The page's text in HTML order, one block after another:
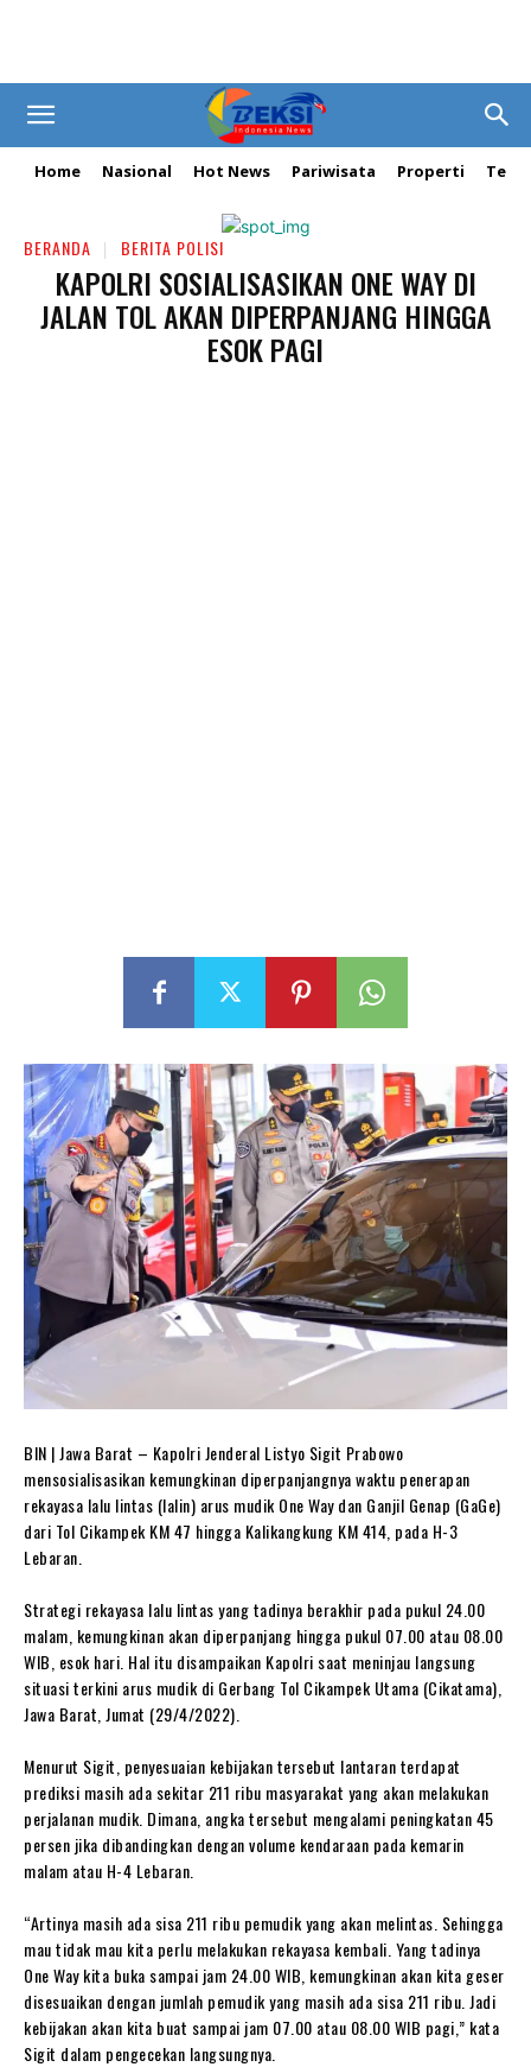
Home Nasional Hot News Pariwisata Properti
BERANDA BERITA POLISI
KAPOLRI SOSIALISASIKAN ONE WAY DI
JALAN TOL AKAN DIPERPANJANG HINGGA
ESOK PAGI
BIN | Jawa Barat – Kapolri Jenderal Listyo Sigit Prabowo
mensosialisasikan kemungkinan diperpanjangnya waktu penerapan
rekayasa lalu lintas (lalin) arus mudik One Way dan Ganjil Genap (GaGe)
dari Tol Cikampek KM 47 hingga Kalikangkung KM 414, pada H-3
Lebaran.
Strategi rekayasa lalu lintas yang tadinya berakhir pada pukul 24.00
malam, kemungkinan akan diperpanjang hingga pukul 07.00 atau 08.00
WIB, esok hari. Hal itu disampaikan Kapolri saat meninjau langsung
situasi terkini arus mudik di Gerbang Tol Cikampek Utama (Cikatama),
Jawa Barat, Jumat (29/4/2022).
Menurut Sigit, penyesuaian kebijakan tersebut lantaran terdapat
prediksi masih ada sekitar 211 ribu masyarakat yang akan melakukan
perjalanan mudik. Dimana, angka tersebut mengalami peningkatan 45
persen jika dibandingkan dengan volume kendaraan pada kemarin
malam atau H-4 Lebaran.
“Artinya masih ada sisa 211 ribu pemudik yang akan melintas. Sehingga
mau tidak mau kita perlu melakukan rekayasa kembali. Yang tadinya
One Way kita buka sampai jam 24.00 WIB, kemungkinan akan kita geser
disesuaikan dengan jumlah pemudik yang masih ada sisa 211 ribu. Jadi
kebijakan akan kita buat sampai jam 07.00 atau 08.00 WIB pagi,” kata
Sigit dalam pengecekan langsungnya.